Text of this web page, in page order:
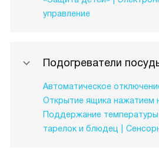
управление
Подогреватели
Автоматическое
Открытие ящика нажатием
Поддержание температуры
тарелок и блюдец